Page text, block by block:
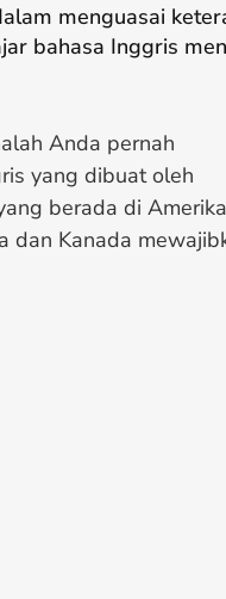
menguasai
bahasa Inggris
Anda pernah
yang dibuat oleh
berada di Amerika
dan Kanada